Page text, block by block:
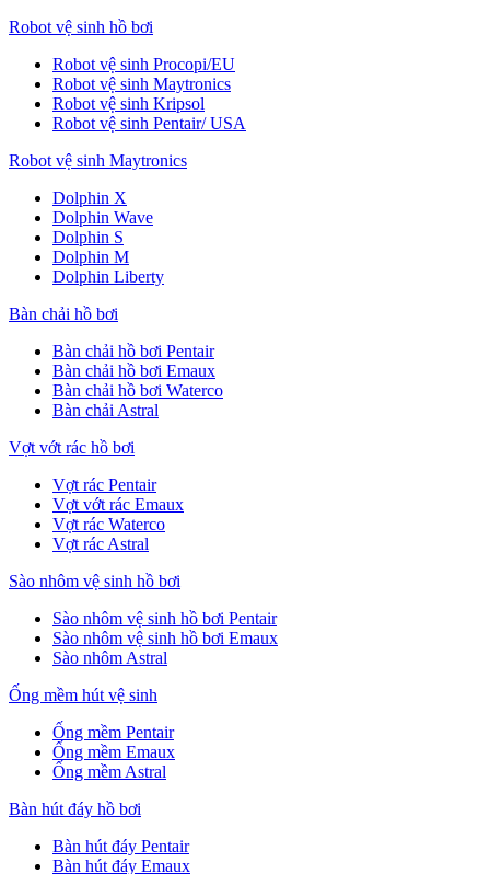
Robot vệ sinh hồ bơi
Robot vệ sinh Procopi/EU
Robot vệ sinh Maytronics
Robot vệ sinh Kripsol
Robot vệ sinh Pentair/ USA
Robot vệ sinh Maytronics
Dolphin X
Dolphin Wave
Dolphin S
Dolphin M
Dolphin Liberty
Bàn chải hồ bơi
Bàn chải hồ bơi Pentair
Bàn chải hồ bơi Emaux
Bàn chải hồ bơi Waterco
Bàn chải Astral
Vợt vớt rác hồ bơi
Vợt rác Pentair
Vợt vớt rác Emaux
Vợt rác Waterco
Vợt rác Astral
Sào nhôm vệ sinh hồ bơi
Sào nhôm vệ sinh hồ bơi Pentair
Sào nhôm vệ sinh hồ bơi Emaux
Sào nhôm Astral
Ống mềm hút vệ sinh
Ống mềm Pentair
Ống mềm Emaux
Ống mềm Astral
Bàn hút đáy hồ bơi
Bàn hút đáy Pentair
Bàn hút đáy Emaux